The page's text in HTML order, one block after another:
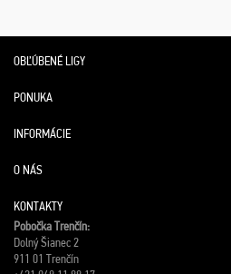
OBĽÚBENÉ LIGY
PONUKA
INFORMÁCIE
O NÁS
KONTAKTY
Pobočka Trenčín:
Dolný Šianec 2
911 01 Trenčín